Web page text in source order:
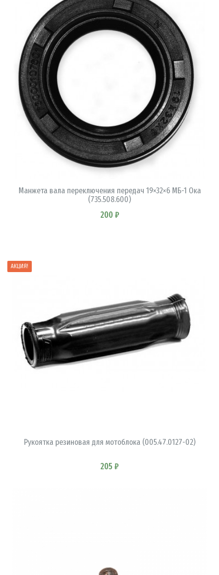
Манжета вала переключения передач 19×32×6 МБ-1 Ока
(735.508.600)
200 ₽
В КОРЗИНУ
АКЦИЯ!
Рукоятка резиновая для мотоблока (005.47.0127-02)
205 ₽